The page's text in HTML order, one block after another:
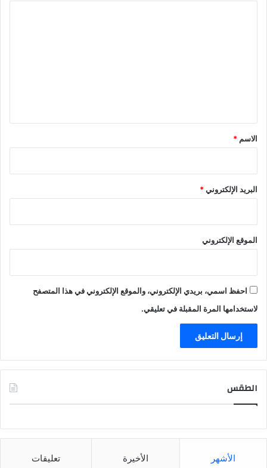
*
الاسم *
البريد الإلكتروني*
الموقع الإلكتروني
احفظ اسمي، بريدي الإلكتروني، والموقع الإلكتروني في هذا المتصفح
لاستخدامها المرة المقبلة في تعليقي.
الطقس
الأشهر الأخيرة تعليقات